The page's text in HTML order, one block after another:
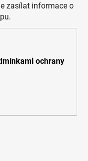
zasílat informace o
ochrany